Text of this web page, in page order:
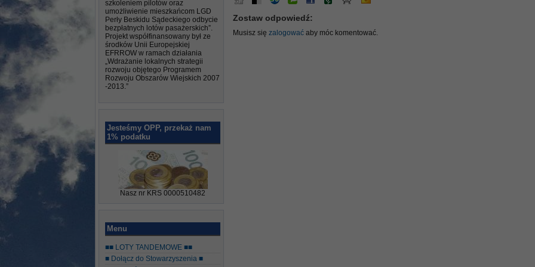
szkoleniem pilotów oraz
umożliwienie mieszkańcom LGD
Perły Beskidu Sądeckiego odbycie
bezpłatnych lotów pasażerskich”.
Projekt współfinansowany był ze
środków Unii Europejskiej
EFRROW w ramach działania
„Wdrażanie lokalnych strategii
rozwoju objętego Programem
Rozwoju Obszarów Wiejskich 2007
-2013.”
Jesteśmy OPP, przekaż nam
1% podatku
Nasz nr KRS 0000510482
Menu
■■ LOTY TANDEMOWE ■■
■ Dołącz do Stowarzyszenia ■
Zostaw odpowiedź:
Musisz się zalogować aby móc komentować.